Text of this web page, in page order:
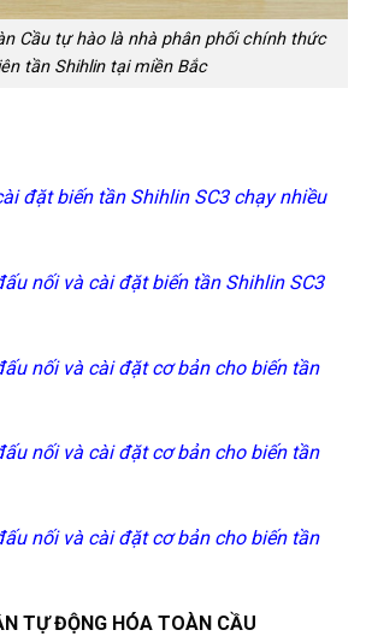
Cầu tự hào là nhà phân phối chính thức
tần Shihlin tại miền Bắc
đặt biến tần Shihlin SC3 chạy nhiều
nối và cài đặt biến tần Shihlin SC3
nối và cài đặt cơ bản cho biến tần
nối và cài đặt cơ bản cho biến tần
nối và cài đặt cơ bản cho biến tần
TỰ ĐỘNG HÓA TOÀN CẦU